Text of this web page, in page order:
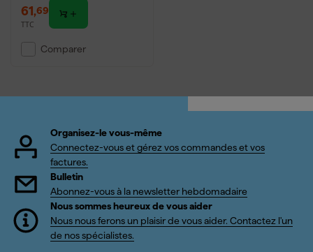
61,69
TTC
Comparer
Organisez-le vous-même
Connectez-vous et gérez vos commandes et vos
factures.
Bulletin
Abonnez-vous à la newsletter hebdomadaire
Nous sommes heureux de vous aider
Nous nous ferons un plaisir de vous aider. Contactez l'un
de nos spécialistes.